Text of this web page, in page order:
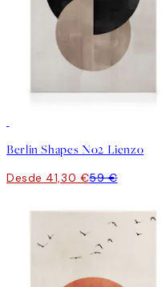
Berlin Shapes No2 Lienzo
Desde 41,30 €59 €